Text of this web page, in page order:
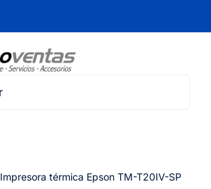
Impresora térmica Epson TM-T20IV-SP